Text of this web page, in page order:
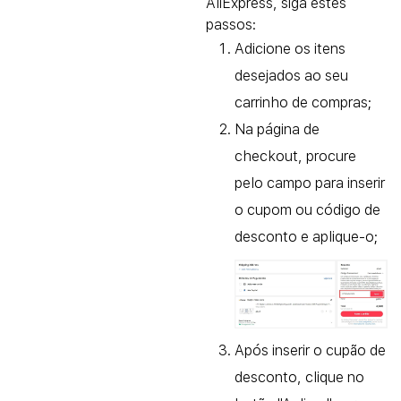
passos:
Adicione os itens
desejados ao seu
carrinho de compras;
Na página de
checkout, procure
pelo campo para inserir
o cupom ou código de
desconto e aplique-o;
Após inserir o cupão de
desconto, clique no